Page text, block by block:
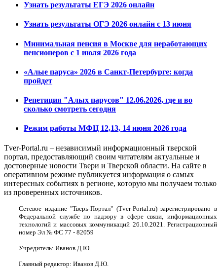
Узнать результаты ЕГЭ 2026 онлайн
Узнать результаты ОГЭ 2026 онлайн с 13 июня
Минимальная пенсия в Москве для неработающих
пенсионеров с 1 июля 2026 года
«Алые паруса» 2026 в Санкт-Петербурге: когда
пройдет
Репетиция "Алых парусов" 12.06.2026, где и во
сколько смотреть сегодня
Режим работы МФЦ 12,13, 14 июня 2026 года
Tver-Portal.ru – независимый информационный тверской
портал, предоставляющий своим читателям актуальные и
достоверные новости Твери и Тверской области. На сайте в
оперативном режиме публикуется информация о самых
интересных событиях в регионе, которую мы получаем только
из проверенных источников.
Сетевое издание "Тверь-Портал" (Tver-Portal.ru) зарегистрировано в
Федеральной службе по надзору в сфере связи, информационных
технологий и массовых коммуникаций 26.10.2021. Регистрационный
номер Эл № ФС 77 - 82059
Учредитель: Иванов Д.Ю.
Главный редактор: Иванов Д.Ю.